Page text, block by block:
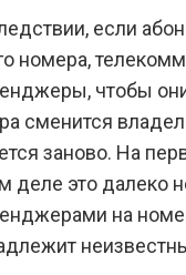
если
номера,
чтобы
сменится
заново. На
деле это далеко
на